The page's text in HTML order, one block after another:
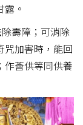
。
壽障；可消除
咒加害時，能回
作薈供等同供養